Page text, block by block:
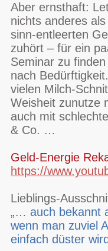
Aber ernsthaft:
nichts anderes
sinn-entleerten
zuhört – für ein
Seminar zu
nach
vielen Milch-
Weisheit zunutze
auch mit
& Co. …
Geld-Energie
https://
Lieblings-
„… auch bekannt
wenn man zuviel
einfach düster